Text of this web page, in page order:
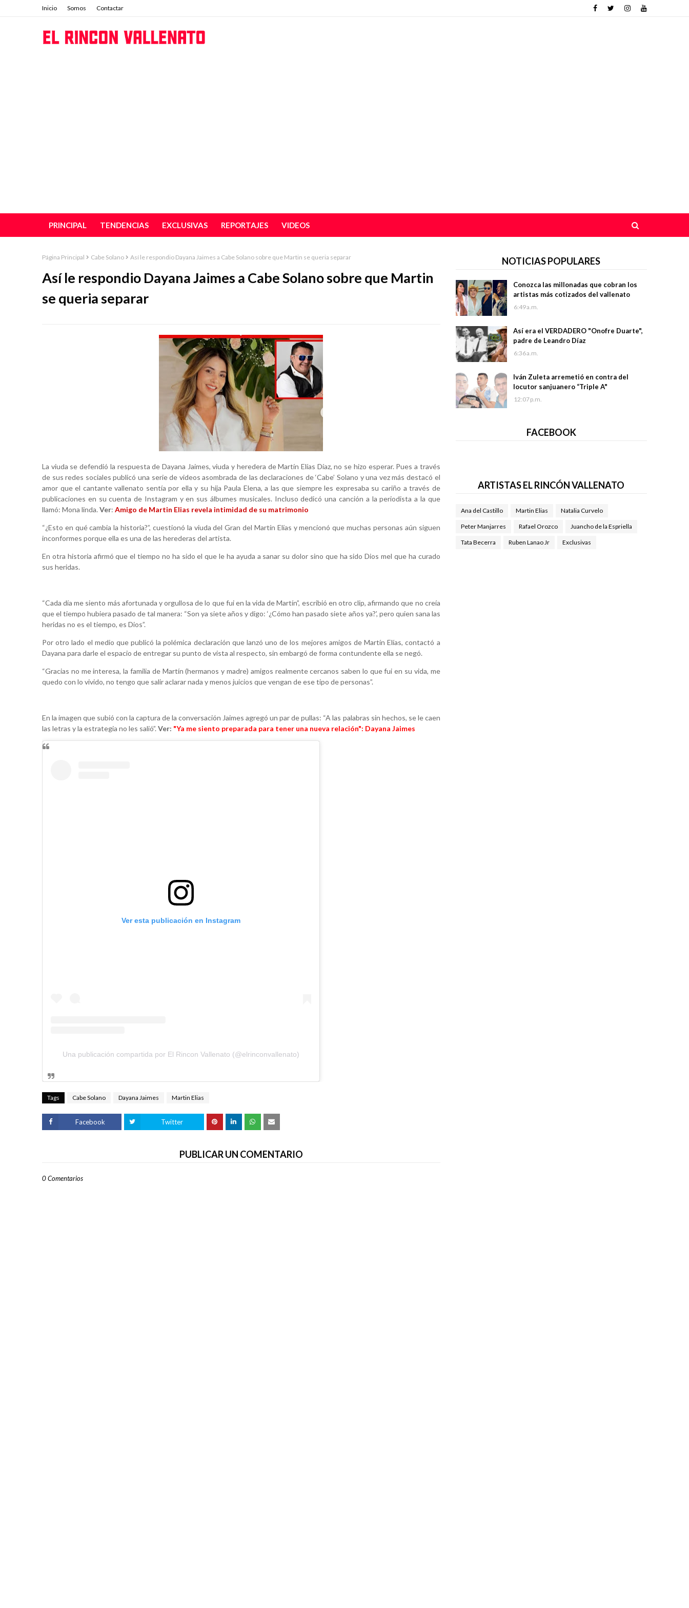
Inicio Somos Contactar
PRINCIPAL TENDENCIAS EXCLUSIVAS REPORTAJES VIDEOS
Página Principal Cabe Solano Así le respondio Dayana Jaimes a Cabe Solano sobre que Martin se queria separar
Así le respondio Dayana Jaimes a Cabe Solano sobre que Martin
se queria separar
La viuda se defendió la respuesta de Dayana Jaimes, viuda y heredera de Martín Elías Díaz, no se hizo esperar. Pues a través
de sus redes sociales publicó una serie de videos asombrada de las declaraciones de ‘Cabe’ Solano y una vez más destacó el
amor que el cantante vallenato sentía por ella y su hija Paula Elena, a las que siempre les expresaba su cariño a través de
publicaciones en su cuenta de Instagram y en sus álbumes musicales. Incluso dedicó una canción a la periodista a la que
llamó: Mona linda.Ver: Amigo de Martin Elias revela intimidad de su matrimonio
“¿Esto en qué cambia la historia?”, cuestionó la viuda del Gran del Martín Elías y mencionó que muchas personas aún siguen
inconformes porque ella es una de las herederas del artista.
En otra historia afirmó que el tiempo no ha sido el que le ha ayuda a sanar su dolor sino que ha sido Dios mel que ha curado
sus heridas.
“Cada día me siento más afortunada y orgullosa de lo que fui en la vida de Martín”, escribió en otro clip, afirmando que no creía
que el tiempo hubiera pasado de tal manera: “Son ya siete años y digo: ‘¿Cómo han pasado siete años ya?’, pero quien sana las
heridas no es el tiempo, es Dios”.
Por otro lado el medio que publicó la polémica declaración que lanzó uno de los mejores amigos de Martín Elías, contactó a
Dayana para darle el espacio de entregar su punto de vista al respecto, sin embargó de forma contundente ella se negó.
“Gracias no me interesa, la familia de Martín (hermanos y madre) amigos realmente cercanos saben lo que fui en su vida, me
quedo con lo vivido, no tengo que salir aclarar nada y menos juicios que vengan de ese tipo de personas”.
En la imagen que subió con la captura de la conversación Jaimes agregó un par de pullas: “A las palabras sin hechos, se le caen
las letras y la estrategia no les salió”.Ver: "Ya me siento preparada para tener una nueva relación": Dayana Jaimes
Ver esta publicación en Instagram
Una publicación compartida por El Rincon Vallenato (@elrinconvallenato)
Tags Cabe Solano Dayana Jaimes Martin Elias
Facebook Twitter
PUBLICAR UN COMENTARIO
0 Comentarios
NOTICIAS POPULARES
Conozca las millonadas que cobran los
artistas más cotizados del vallenato
6:49 a.m.
Así era el VERDADERO "Onofre Duarte",
padre de Leandro Díaz
6:36 a.m.
Iván Zuleta arremetió en contra del
locutor sanjuanero “Triple A"
12:07 p.m.
FACEBOOK
ARTISTAS EL RINCÓN VALLENATO
Ana del Castillo Martin Elias Natalia Curvelo
Peter Manjarres Rafael Orozco Juancho de la Espriella
Tata Becerra Ruben Lanao Jr Exclusivas